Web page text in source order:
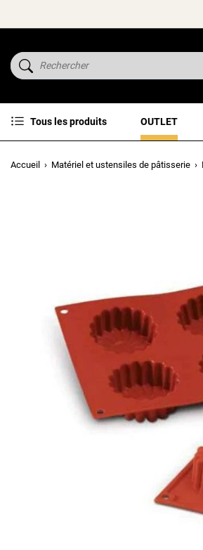
Tous les produits OUTLET
Accueil Matériel et ustensiles de pâtisserie